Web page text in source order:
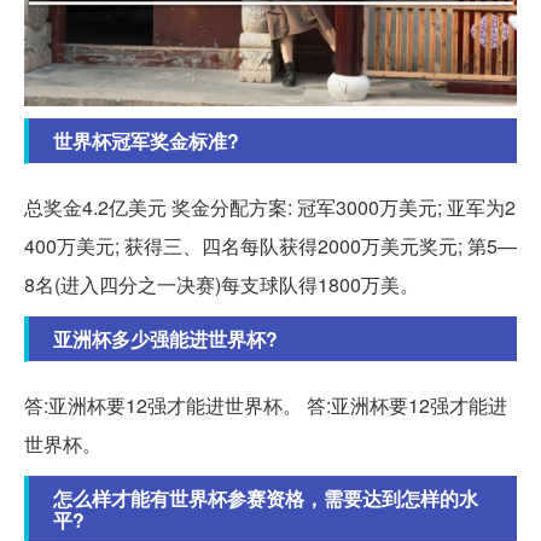
世界杯冠军奖金标准?
总奖金4.2亿美元 奖金分配方案: 冠军3000万美元; 亚军为2
400万美元; 获得三、四名每队获得2000万美元奖元; 第5—
8名(进入四分之一决赛)每支球队得1800万美。
亚洲杯多少强能进世界杯?
答:亚洲杯要12强才能进世界杯。 答:亚洲杯要12强才能进
世界杯。
怎么样才能有世界杯参赛资格，需要达到怎样的水
平?